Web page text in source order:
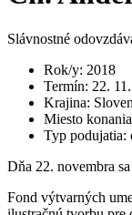
Slávnostné
Rok/y: 2018
Termín: 22.
Krajina:
Miesto konania
Typ podujatia:
Dňa 22. novembra
Fond výtvarných